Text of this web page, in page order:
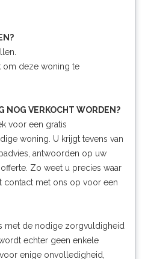
om deze woning te
NOG VERKOCHT WORDEN?
voor een gratis
woning. U krijgt tevens van
antwoorden op uw
Zo weet u precies waar
contact met ons op voor een
met de nodige zorgvuldigheid
echter geen enkele
enige onvolledigheid,